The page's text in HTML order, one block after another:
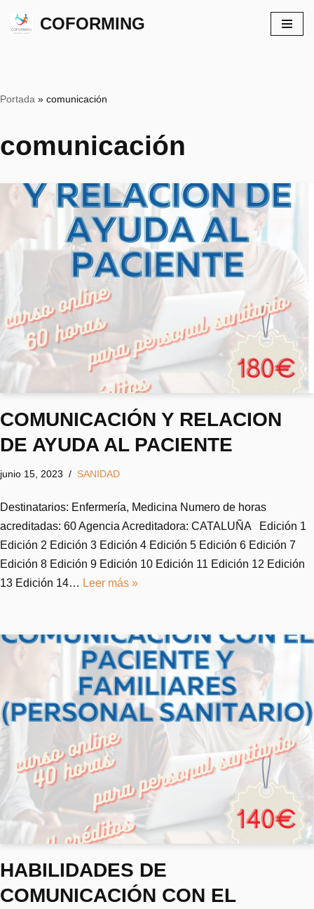
COFORMING
Portada » comunicación
comunicación
COMUNICACIÓN Y RELACION
DE AYUDA AL PACIENTE
junio 15, 2023 SANIDAD
Destinatarios: Enfermería, Medicina Numero de horas
acreditadas: 60 Agencia Acreditadora: CATALUÑA Edición 1
Edición 2 Edición 3 Edición 4 Edición 5 Edición 6 Edición 7
Edición 8 Edición 9 Edición 10 Edición 11 Edición 12 Edición
13 Edición 14… Leer más »
HABILIDADES DE
COMUNICACIÓN CON EL